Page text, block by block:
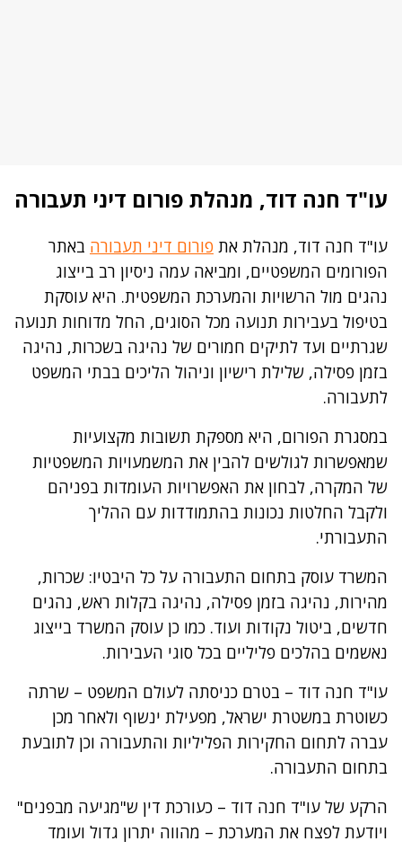
עו"ד חנה דוד, מנהלת פורום דיני תעבורה
עו"ד חנה דוד, מנהלת את פורום דיני תעבורה באתר
הפורומים המשפטיים, ומביאה עמה ניסיון רב בייצוג
נהגים מול הרשויות והמערכת המשפטית. היא עוסקת
בטיפול בעבירות תנועה מכל הסוגים, החל מדוחות תנועה
שגרתיים ועד לתיקים חמורים של נהיגה בשכרות, נהיגה
בזמן פסילה, שלילת רישיון וניהול הליכים בבתי המשפט
לתעבורה.
במסגרת הפורום, היא מספקת תשובות מקצועיות
שמאפשרות לגולשים להבין את המשמעויות המשפטיות
של המקרה, לבחון את האפשרויות העומדות בפניהם
ולקבל החלטות נכונות בהתמודדות עם ההליך
התעבורתי.
המשרד עוסק בתחום התעבורה על כל היבטיו: שכרות,
מהירות, נהיגה בזמן פסילה, נהיגה בקלות ראש, נהגים
חדשים, ביטול נקודות ועוד. כמו כן עוסק המשרד בייצוג
נאשמים בהלכים פליליים בכל סוגי העבירות.
עו"ד חנה דוד – בטרם כניסתה לעולם המשפט – שרתה
כשוטרת במשטרת ישראל, מפעילת ינשוף ולאחר מכן
עברה לתחום החקירות הפליליות והתעבורה וכן לתובעת
בתחום התעבורה.
הרקע של עו"ד חנה דוד – כעורכת דין ש"מגיעה מבפנים"
ויודעת לפצח את המערכת – מהווה יתרון גדול ועומד